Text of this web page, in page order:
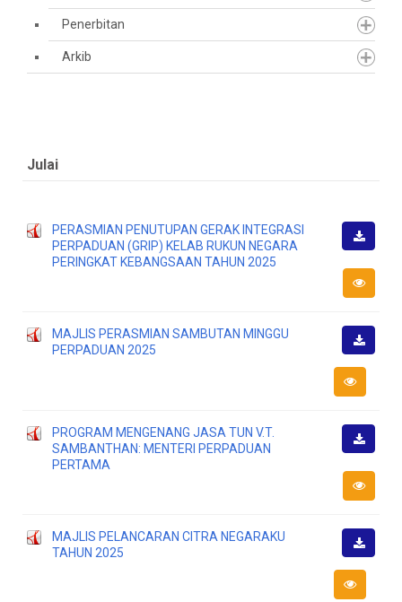
Penerbitan
Arkib
Julai
PERASMIAN PENUTUPAN GERAK INTEGRASI
PERPADUAN (GRIP) KELAB RUKUN NEGARA
PERINGKAT KEBANGSAAN TAHUN 2025
Turun
MAJLIS PERASMIAN SAMBUTAN MINGGU
PERPADUAN 2025
Turun
PROGRAM MENGENANG JASA TUN V.T.
SAMBANTHAN: MENTERI PERPADUAN
PERTAMA
Turun
MAJLIS PELANCARAN CITRA NEGARAKU
TAHUN 2025
Turun